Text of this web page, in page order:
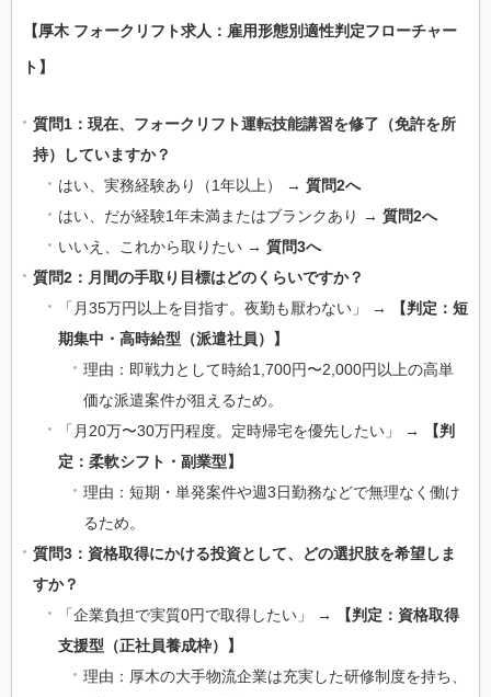
【厚木 フォークリフト求人：雇用形態別適性判定フローチャー
ト】
質問1：現在、フォークリフト運転技能講習を修了（免許を所
持）していますか？
はい、実務経験あり（1年以上） → 質問2へ
はい、だが経験1年未満またはブランクあり → 質問2へ
いいえ、これから取りたい → 質問3へ
質問2：月間の手取り目標はどのくらいですか？
「月35万円以上を目指す。夜勤も厭わない」 →
【判定：短
期集中・高時給型（派遣社員）】
理由：即戦力として時給1,700円〜2,000円以上の高単
価な派遣案件が狙えるため。
「月20万〜30万円程度。定時帰宅を優先したい」 →
【判
定：柔軟シフト・副業型】
理由：短期・単発案件や週3日勤務などで無理なく働け
るため。
質問3：資格取得にかける投資として、どの選択肢を希望しま
すか？
「企業負担で実質0円で取得したい」 →
【判定：資格取得
支援型（正社員養成枠）】
理由：厚木の大手物流企業は充実した研修制度を持ち、